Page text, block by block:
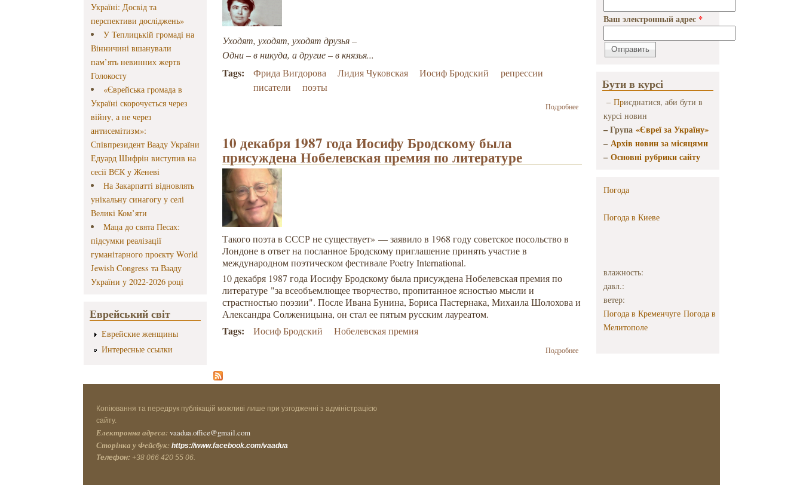
Україні: Досвід та
перспективи досліджень»
У Теплицькій громаді на
Вінничині вшанували
пам’ять невинних жертв
Голокосту
«Єврейська громада в
Україні скорочується через
війну, а не через
антисемітизм»:
Співпрезидент Вааду України
Едуард Шифрін виступив на
сесії ВЄК у Женеві
На Закарпатті відновлять
унікальну синагогу у селі
Великі Ком’яти
Маца до свята Песах:
підсумки реалізації
гуманітарного проєкту World
Jewish Congress та Вааду
України у 2022-2026 році
Еврейський світ
Еврейские женщины
Интересные ссылки
Уходят, уходят, уходят друзья –
Одни – в никуда, а другие – в князья...
Tags: Фрида Вигдорова Лидия Чуковская Иосиф Бродский
репрессии
писатели
поэты
Подробнеео К 100-
10 декабря 1987 года Иосифу Бродскому была
присуждена Нобелевская премия по литературе
Такого поэта в СССР не существует» — заявило в 1968 году советское посольство в
Лондоне в ответ на посланное Бродскому приглашение принять участие в
международном поэтическом фестивале Poetry International.
10 декабря 1987 года Иосифу Бродскому была присуждена Нобелевская премия по
литературе "за всеобъемлющее творчество, пропитанное ясностью мысли и
страстностью поэзии". После Ивана Бунина, Бориса Пастернака, Михаила Шолохова и
Александра Солженицына, он стал ее пятым русским лауреатом.
Tags: Иосиф Бродский Нобелевская премия
Подробнеео 10 декабря
Ваш электронный адрес *
Бути в курсі
– Приєднатися, аби бути в
курсі новин
– Група «Євреї за Україну»
–Архів новин за місяцями
–Основні рубрики сайту
Погода
Погода в Киеве
влажность:
давл.:
ветер:
Погода в Кременчуге Погода в
Мелитополе
Копіювання та передрук публікацій можливі лише при узгодженні з адміністрацією
сайту.
Електронна адреса: vaadua.office@gmail.com
Сторінка у Фейсбук: https://www.facebook.com/vaadua
Телефон: +38 066 420 55 06.